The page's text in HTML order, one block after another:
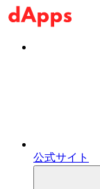
公式サイト